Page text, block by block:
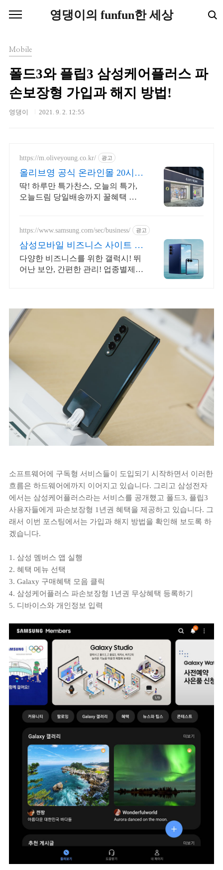
영댕이의 funfun한 세상
Mobile
폴드3와 플립3 삼성케어플러스 파
손보장형 가입과 해지 방법!
영댕이 2021. 9. 2. 12:55
https://m.oliveyoung.co.kr/ 광고
올리브영 공식 온라인몰 20시
이전 주문은 오늘드림
딱! 하루만 특가찬스, 오늘의 특가,
오늘드림 당일배송까지 꿀혜택 놓
https://www.samsung.com/sec/business/ 광고
삼성모바일 비즈니스 사이트 본
사 공식 운영 견적문의
다양한 비즈니스를 위한 갤럭시! 뛰
어난 보안, 간편한 관리! 업종별제안
소프트웨어에 구독형 서비스들이 도입되기 시작하면서 이러한
흐름은 하드웨어에까지 이어지고 있습니다. 그리고 삼성전자
에서는 삼성케어플러스라는 서비스를 공개했고 폴드3, 플립3
사용자들에게 파손보장형 1년권 혜택을 제공하고 있습니다. 그
래서 이번 포스팅에서는 가입과 해지 방법을 확인해 보도록 하
겠습니다.
1. 삼성 멤버스 앱 실행
2. 혜택 메뉴 선택
3. Galaxy 구매혜택 모음 클릭
4. 삼성케어플러스 파손보장형 1년권 무상혜택 등록하기
5. 디바이스와 개인정보 입력